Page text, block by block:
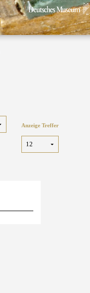
Anzeige Treffer